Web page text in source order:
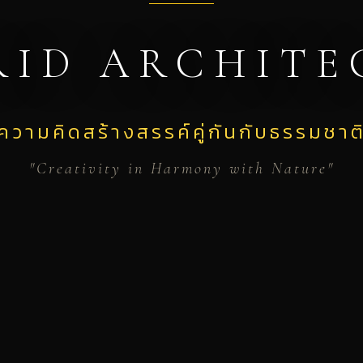
วามคิดสร้างสรรค์คู่กันกับธรรมชา
"Creativity in Harmony with Nature"